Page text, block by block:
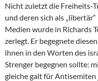
Nicht zuletzt die Freiheits-
und deren sich als
Medien wurde in Richards
zerlegt. Er begegnete
ihnen in den Worten des
Strenger begegnen sollte:
gleiche galt für